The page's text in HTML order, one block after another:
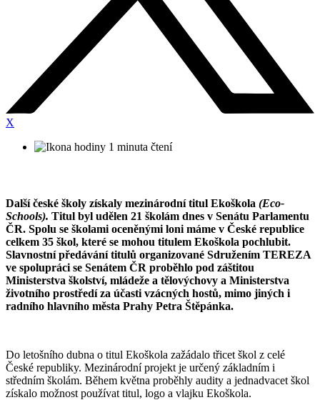
X
1 minuta čtení
Další české školy získaly mezinárodní titul Ekoškola (Eco-
Schools). Titul byl udělen 21 školám dnes v Senátu Parlamentu
ČR. Spolu se školami oceněnými loni máme v České republice
celkem 35 škol, které se mohou titulem Ekoškola pochlubit.
Slavnostní předávání titulů organizované Sdružením TEREZA
ve spolupráci se Senátem ČR proběhlo pod záštitou
Ministerstva školství, mládeže a tělovýchovy a Ministerstva
životního prostředí za účasti vzácných hostů, mimo jiných i
radního hlavního města Prahy Petra Štěpánka.
Do letošního dubna o titul Ekoškola zažádalo třicet škol z celé
České republiky. Mezinárodní projekt je určený základním i
středním školám. Během května proběhly audity a jednadvacet škol
získalo možnost používat titul, logo a vlajku Ekoškola.